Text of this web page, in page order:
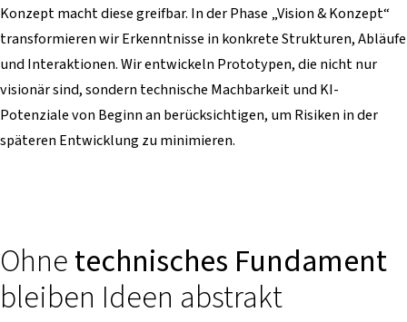
Konzept macht diese greifbar. In der Phase „Vision & Konzept“
transformieren wir Erkenntnisse in konkrete Strukturen, Abläufe
und Interaktionen. Wir entwickeln Prototypen, die nicht nur
visionär sind, sondern technische Machbarkeit und KI-
Potenziale von Beginn an berücksichtigen, um Risiken in der
späteren Entwicklung zu minimieren.
Ohnetechnisches Fundament
bleiben Ideen abstrakt